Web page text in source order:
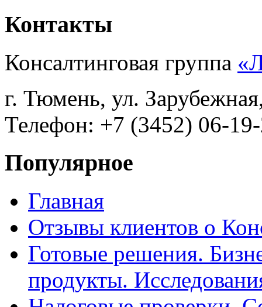
Контакты
Консалтинговая группа
г. Тюмень, ул.
Телефон: +7 (3452) 06-
Популярное
Главная
Отзывы клиентов о
Готовые решения.
продукты.